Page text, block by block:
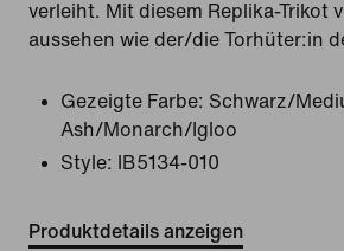
verleiht. Mit diesem Replika-Trikot
aussehen wie der/die Torhüter:in
Gezeigte Farbe: Schwarz/
Ash/Monarch/Igloo
Style:
IB5134-010
Produktdetails anzeigen